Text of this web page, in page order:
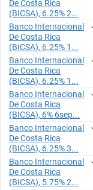
De Costa Rica
(BICSA), 6.25% 2...
Banco Internacional
De Costa Rica
(BICSA), 6.25% 1...
Banco Internacional
De Costa Rica
(BICSA), 6.25% 1...
Banco Internacional
De Costa Rica
(BICSA), 6% 6sep...
Banco Internacional
De Costa Rica
(BICSA), 6.25% 3...
Banco Internacional
De Costa Rica
(BICSA), 5.75% 2...